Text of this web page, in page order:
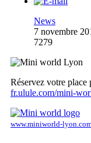
News
7 novembre
7279
Réservez votre place
fr.ulule.com/mini-
www.miniworld-